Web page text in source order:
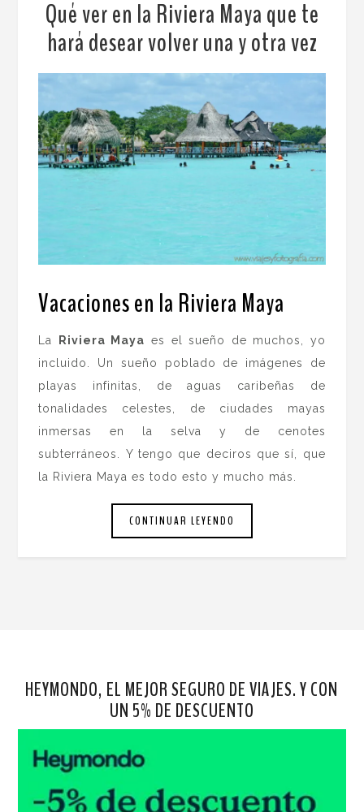
Qué ver en la Riviera Maya que te
hará desear volver una y otra vez
Vacaciones en la Riviera Maya
La Riviera Maya es el sueño de muchos, yo
incluido. Un sueño poblado de imágenes de
playas infinitas, de aguas caribeñas de
tonalidades celestes, de ciudades mayas
inmersas en la selva y de cenotes
subterráneos. Y tengo que deciros que sí, que
la Riviera Maya es todo esto y mucho más.
CONTINUAR LEYENDO
HEYMONDO, EL MEJOR SEGURO DE VIAJES. Y CON
UN 5% DE DESCUENTO